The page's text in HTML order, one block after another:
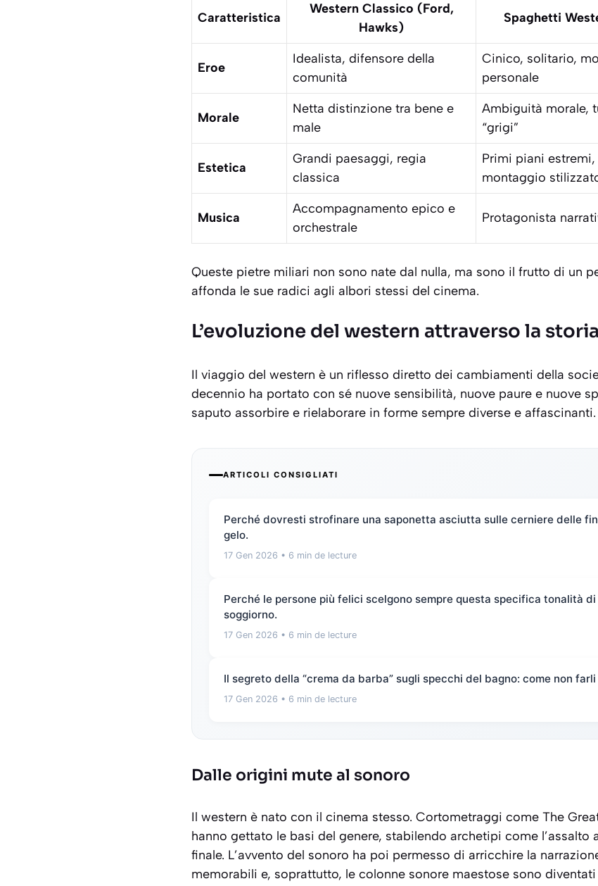
Caratteristica
Western Classico (Ford,
Hawks)
Spaghetti
Eroe
Idealista, difensore della
comunità
Cinico, solitario,
personale
Morale
Netta distinzione tra bene e
male
Ambiguità morale,
“grigi”
Estetica
Grandi paesaggi, regia
classica
Primi piani estremi,
montaggio
Musica
Accompagnamento epico e
orchestrale
Protagonista
Queste pietre miliari non sono nate dal nulla, ma sono il frutto di un
affonda le sue radici agli albori stessi del cinema.
L’evoluzione del western attraverso la storia
Il viaggio del western è un riflesso diretto dei cambiamenti della
decennio ha portato con sé nuove sensibilità, nuove paure e nuove
saputo assorbire e rielaborare in forme sempre diverse e affascinanti.
ARTICOLI CONSIGLIATI
Perché dovresti strofinare una saponetta asciutta sulle cerniere delle
gelo.
17 Gen 2026 • 6 min de lecture
Perché le persone più felici scelgono sempre questa specifica tonalità
soggiorno.
17 Gen 2026 • 6 min de lecture
Il segreto della “crema da barba” sugli specchi del bagno: come non
17 Gen 2026 • 6 min de lecture
Dalle origini mute al sonoro
Il western è nato con il cinema stesso. Cortometraggi come The
hanno gettato le basi del genere, stabilendo archetipi come l’assalto
finale. L’avvento del sonoro ha poi permesso di arricchire la
memorabili e, soprattutto, le colonne sonore maestose sono